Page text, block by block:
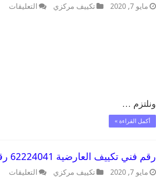
مايو 7, 2020 تكييف مركزي التعليقات
ونلتزم …
أكمل القراءة »
رقم فني تكييف العارضية 62224041 رقم فني صيانة تكييف مركزي العارضية
مايو 7, 2020 تكييف مركزي التعليقات